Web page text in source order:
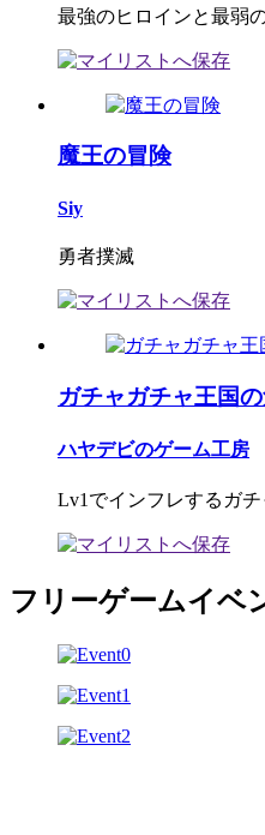
最強のヒロインと最弱
魔王の冒険
Siy
勇者撲滅
ガチャガチャ王国
ハヤデビのゲーム工房
Lv1でインフレするガチ
フリーゲームイベ